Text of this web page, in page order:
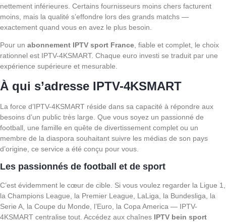
nettement inférieures. Certains fournisseurs moins chers facturent
moins, mais la qualité s’effondre lors des grands matchs —
exactement quand vous en avez le plus besoin.
Pour un abonnement IPTV sport France, fiable et complet, le choix
rationnel est IPTV-4KSMART. Chaque euro investi se traduit par une
expérience supérieure et mesurable.
À qui s’adresse IPTV-4KSMART
La force d’IPTV-4KSMART réside dans sa capacité à répondre aux
besoins d’un public très large. Que vous soyez un passionné de
football, une famille en quête de divertissement complet ou un
membre de la diaspora souhaitant suivre les médias de son pays
d’origine, ce service a été conçu pour vous.
Les passionnés de football et de sport
C’est évidemment le cœur de cible. Si vous voulez regarder la Ligue 1,
la Champions League, la Premier League, LaLiga, la Bundesliga, la
Serie A, la Coupe du Monde, l’Euro, la Copa America — IPTV-
4KSMART centralise tout. Accédez aux chaînes IPTV bein sport